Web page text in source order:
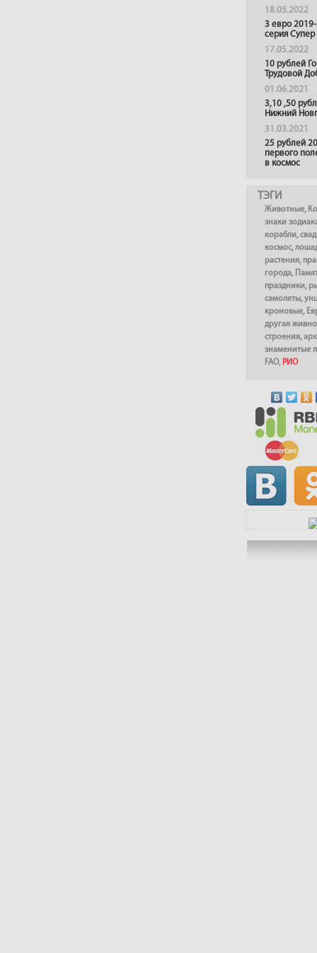
18.05.2022
3 евро
серия
17.05.2022
10 рублей
Трудовой
01.06.2021
3,10 ,50
Нижний
31.03.2021
25 рублей
первого
в космос
ТЭГИ
Животные,
знаки
корабли,
космос,
растения,
города,
праздники,
самолеты,
кроновые,
другая
строения,
знаменитые
FAO, РИО